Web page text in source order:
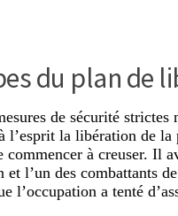
du plan de
de sécurité strictes
la libération de la
à creuser. Il
et l’un des combattants
l’occupation a tenté